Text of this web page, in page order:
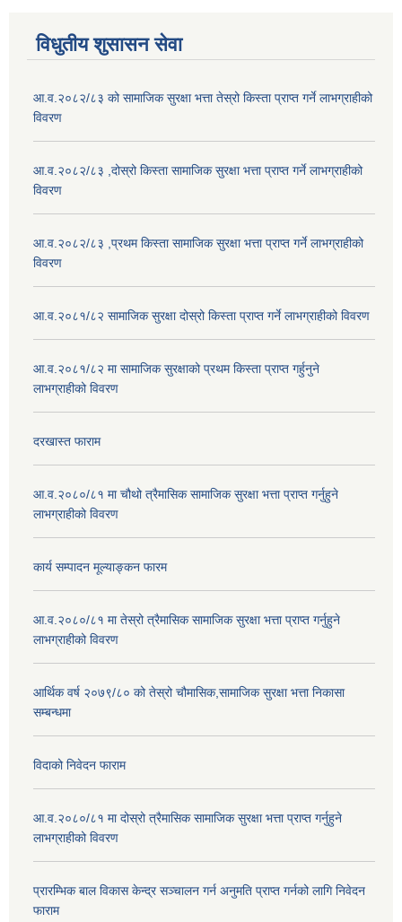
विधुतीय शुसासन सेवा
आ.व.२०८२/८३ को सामाजिक सुरक्षा भत्ता तेस्रो किस्ता प्राप्त गर्ने लाभग्राहीको
विवरण
आ.व.२०८२/८३ ,दोस्रो किस्ता सामाजिक सुरक्षा भत्ता प्राप्त गर्ने लाभग्राहीको
विवरण
आ.व.२०८२/८३ ,प्रथम किस्ता सामाजिक सुरक्षा भत्ता प्राप्त गर्ने लाभग्राहीको
विवरण
आ.व.२०८१/८२ सामाजिक सुरक्षा दोस्रो किस्ता प्राप्त गर्ने लाभग्राहीको विवरण
आ.व.२०८१/८२ मा सामाजिक सुरक्षाको प्रथम किस्ता प्राप्त गर्हुनुने
लाभग्राहीको विवरण
दरखास्त फाराम
आ.व.२०८०/८१ मा चौथो त्रैमासिक सामाजिक सुरक्षा भत्ता प्राप्त गर्नुहुने
लाभग्राहीको विवरण
कार्य सम्पादन मूल्याङ्कन फारम
आ.व.२०८०/८१ मा तेस्रो त्रैमासिक सामाजिक सुरक्षा भत्ता प्राप्त गर्नुहुने
लाभग्राहीको विवरण
आर्थिक वर्ष २०७९/८० को तेस्रो चौमासिक,सामाजिक सुरक्षा भत्ता निकासा
सम्बन्धमा
विदाको निवेदन फाराम
आ.व.२०८०/८१ मा दोस्रो त्रैमासिक सामाजिक सुरक्षा भत्ता प्राप्त गर्नुहुने
लाभग्राहीको विवरण
प्रारम्भिक बाल विकास केन्द्र सञ्चालन गर्न अनुमति प्राप्त गर्नको लागि निवेदन
फाराम